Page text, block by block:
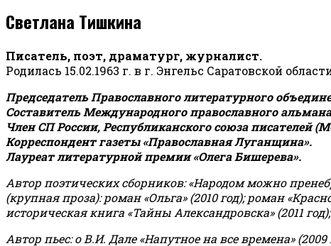
Светлана Тишкина
Писатель, поэт, драматург, журналист.
Родилась 15.02.1963 г. в г. Энгельс Саратовской
Председатель Православного литературного
Составитель Международного православного
Член СП России, Республиканского союза писателей
Корреспондент газеты «Православная Луганщина».
Лауреат литературной премии «Олега Бишерева».
Автор поэтических сборников: «Народом можно
(крупная проза): роман «Ольга» (2010 год); роман
историческая книга «Тайны Александровска» (2011
Автор пьес: о В.И. Дале «Напутное на все времена»